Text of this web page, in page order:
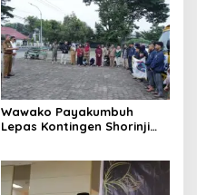
Wawako Payakumbuh
Lepas Kontingen Shorinji